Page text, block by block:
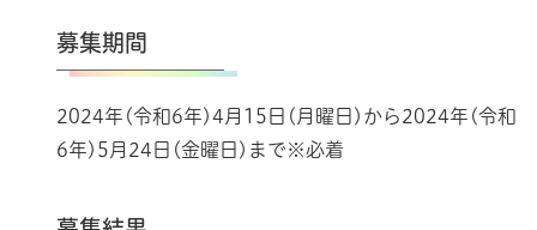
募集期間
2024年(令和6年)4月15日(月曜日)から2024年(令和
6年)5月24日(金曜日)まで※必着